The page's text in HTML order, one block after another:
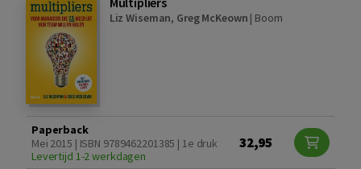
Liz Wiseman, Greg McKeown | Boom
Paperback
Mei 2015 | ISBN 9789462201385 | 1e druk
Levertijd 1-2 werkdagen
32,95